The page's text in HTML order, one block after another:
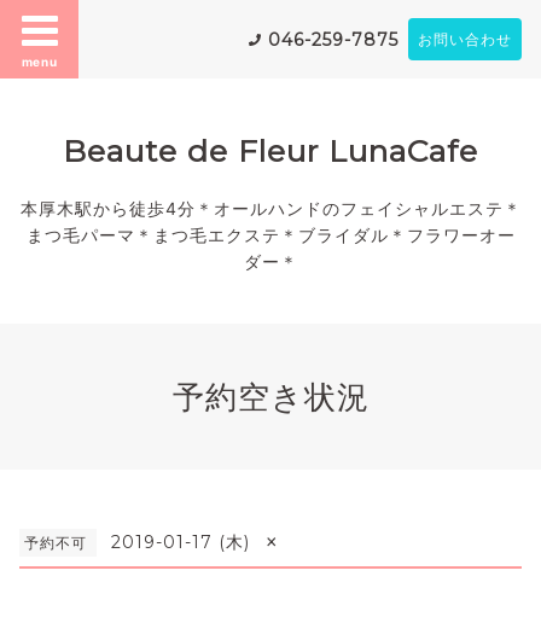
menu
046-259-7875 お問い合わせ
Beaute de Fleur LunaCafe
本厚木駅から徒歩4分＊オールハンドのフェイシャルエステ＊
まつ毛パーマ＊まつ毛エクステ＊ブライダル＊フラワーオー
ダー＊
予約空き状況
予約不可 2019-01-17 (木) ×